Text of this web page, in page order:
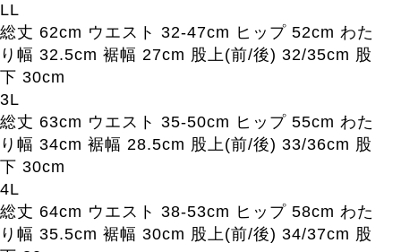
LL
総丈 62cm ウエスト 32-47cm ヒップ 52cm わた
り幅 32.5cm 裾幅 27cm 股上(前/後) 32/35cm 股
下 30cm
3L
総丈 63cm ウエスト 35-50cm ヒップ 55cm わた
り幅 34cm 裾幅 28.5cm 股上(前/後) 33/36cm 股
下 30cm
4L
総丈 64cm ウエスト 38-53cm ヒップ 58cm わた
り幅 35.5cm 裾幅 30cm 股上(前/後) 34/37cm 股